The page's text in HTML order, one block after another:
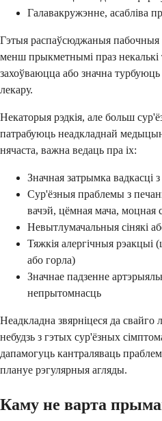
Галавакружэнне, асабліва
Гэтыя распаўсюджаныя пабочныя
менш прыкметнымі праз
захоўваюцца або значна
лекару.
Некаторыя рэдкія, але больш
патрабуюць неадкладнай
нячаста, важна ведаць пра іх:
Значная затрымка вадкасці
Сур'ёзныя праблемы з
вачэй, цёмная мача, моцная
Невытлумачальныя сінякі
Тяжкія алергічныя
або горла)
Значнае падзенне
непрытомнасць
Неадкладна звярніцеся да свайго
небудзь з гэтых сур'ёзных
дапамогуць кантраляваць
плануе рэгулярныя агляды.
Каму не варта